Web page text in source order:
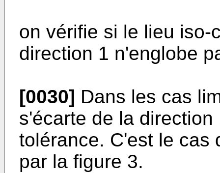
on vérifie si le lieu iso-
direction 1 n'englobe
[0030] Dans les cas
s'écarte de la
tolérance. C'est le cas
par la figure 3.